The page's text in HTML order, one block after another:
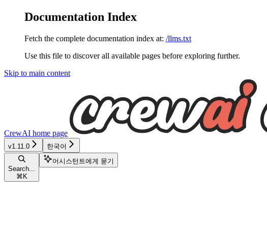
Documentation Index
Fetch the complete documentation index at: /llms.txt
Use this file to discover all available pages before exploring further.
Skip to main content
CrewAI home page
v1.11.0 한국어
Search...
⌘ K
어시스턴트에게 묻기